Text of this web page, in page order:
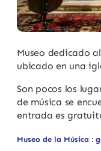
Museo dedicado
ubicado en una
Son pocos los
de música se
entrada es
Museo de la Música :